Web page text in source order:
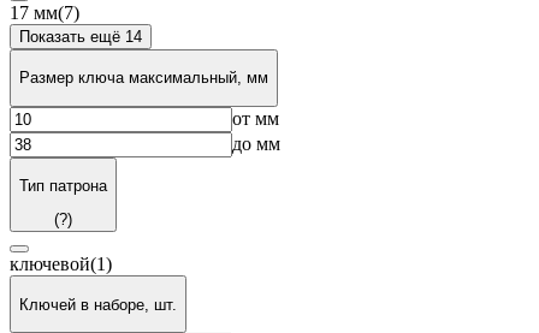
17 мм(7)
Показать ещё 14
Размер ключа максимальный, мм
от мм
до мм
Тип патрона
(?)
ключевой(1)
Ключей в наборе, шт.